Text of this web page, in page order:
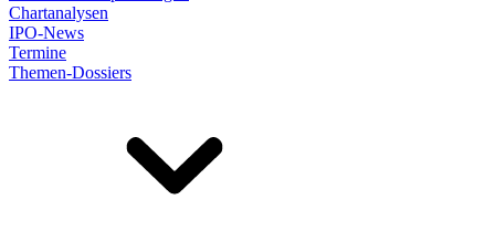
Chartanalysen
IPO-News
Termine
Themen-Dossiers